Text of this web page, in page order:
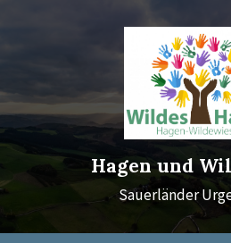
Hagen und
Sauerländer